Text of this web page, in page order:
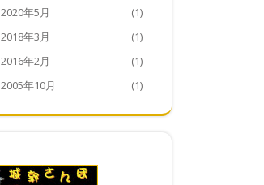
2020年5月
(1)
2018年3月
(1)
2016年2月
(1)
2005年10月
(1)